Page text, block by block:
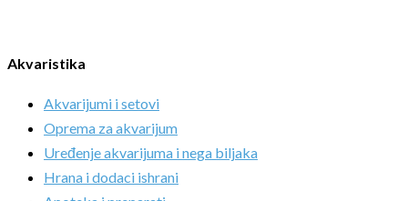
Akvaristika
Akvarijumi i setovi
Oprema za akvarijum
Uređenje akvarijuma i nega biljaka
Hrana i dodaci ishrani